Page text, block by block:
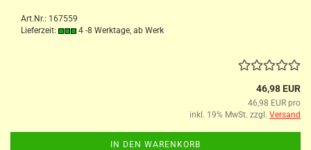
Art.Nr.: 167559
Lieferzeit:
4 -8 Werktage, ab Werk
46,98 EUR
46,98 EUR pro
inkl. 19% MwSt. zzgl. Versand
IN DEN WARENKORB